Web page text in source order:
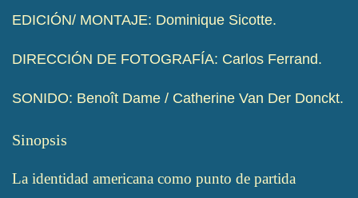
EDICIÓN/ MONTAJE: Dominique Sicotte.
DIRECCIÓN DE FOTOGRAFÍA: Carlos Ferrand.
SONIDO: Benoît Dame / Catherine Van Der Donckt.
Sinopsis
La identidad americana como punto de partida